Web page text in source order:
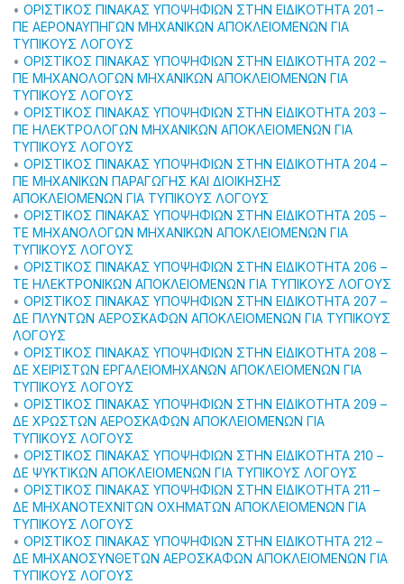
• ΟΡΙΣΤΙΚΟΣ ΠΙΝΑΚΑΣ ΥΠΟΨΗΦΙΩΝ ΣΤΗΝ ΕΙΔΙΚΟΤΗΤΑ 201 –
ΠΕ ΑΕΡΟΝΑΥΠΗΓΩΝ ΜΗΧΑΝΙΚΩΝ ΑΠΟΚΛΕΙΟΜΕΝΩΝ ΓΙΑ
ΤΥΠΙΚΟΥΣ ΛΟΓΟΥΣ
• ΟΡΙΣΤΙΚΟΣ ΠΙΝΑΚΑΣ ΥΠΟΨΗΦΙΩΝ ΣΤΗΝ ΕΙΔΙΚΟΤΗΤΑ 202 –
ΠΕ ΜΗΧΑΝΟΛΟΓΩΝ ΜΗΧΑΝΙΚΩΝ ΑΠΟΚΛΕΙΟΜΕΝΩΝ ΓΙΑ
ΤΥΠΙΚΟΥΣ ΛΟΓΟΥΣ
• ΟΡΙΣΤΙΚΟΣ ΠΙΝΑΚΑΣ ΥΠΟΨΗΦΙΩΝ ΣΤΗΝ ΕΙΔΙΚΟΤΗΤΑ 203 –
ΠΕ ΗΛΕΚΤΡΟΛΟΓΩΝ ΜΗΧΑΝΙΚΩΝ ΑΠΟΚΛΕΙΟΜΕΝΩΝ ΓΙΑ
ΤΥΠΙΚΟΥΣ ΛΟΓΟΥΣ
• ΟΡΙΣΤΙΚΟΣ ΠΙΝΑΚΑΣ ΥΠΟΨΗΦΙΩΝ ΣΤΗΝ ΕΙΔΙΚΟΤΗΤΑ 204 –
ΠΕ ΜΗΧΑΝΙΚΩΝ ΠΑΡΑΓΩΓΗΣ ΚΑΙ ΔΙΟΙΚΗΣΗΣ
ΑΠΟΚΛΕΙΟΜΕΝΩΝ ΓΙΑ ΤΥΠΙΚΟΥΣ ΛΟΓΟΥΣ
• ΟΡΙΣΤΙΚΟΣ ΠΙΝΑΚΑΣ ΥΠΟΨΗΦΙΩΝ ΣΤΗΝ ΕΙΔΙΚΟΤΗΤΑ 205 –
ΤΕ ΜΗΧΑΝΟΛΟΓΩΝ ΜΗΧΑΝΙΚΩΝ ΑΠΟΚΛΕΙΟΜΕΝΩΝ ΓΙΑ
ΤΥΠΙΚΟΥΣ ΛΟΓΟΥΣ
• ΟΡΙΣΤΙΚΟΣ ΠΙΝΑΚΑΣ ΥΠΟΨΗΦΙΩΝ ΣΤΗΝ ΕΙΔΙΚΟΤΗΤΑ 206 –
ΤΕ ΗΛΕΚΤΡΟΝΙΚΩΝ ΑΠΟΚΛΕΙΟΜΕΝΩΝ ΓΙΑ ΤΥΠΙΚΟΥΣ ΛΟΓΟΥΣ
• ΟΡΙΣΤΙΚΟΣ ΠΙΝΑΚΑΣ ΥΠΟΨΗΦΙΩΝ ΣΤΗΝ ΕΙΔΙΚΟΤΗΤΑ 207 –
ΔΕ ΠΛΥΝΤΩΝ ΑΕΡΟΣΚΑΦΩΝ ΑΠΟΚΛΕΙΟΜΕΝΩΝ ΓΙΑ ΤΥΠΙΚΟΥΣ
ΛΟΓΟΥΣ
• ΟΡΙΣΤΙΚΟΣ ΠΙΝΑΚΑΣ ΥΠΟΨΗΦΙΩΝ ΣΤΗΝ ΕΙΔΙΚΟΤΗΤΑ 208 –
ΔΕ ΧΕΙΡΙΣΤΩΝ ΕΡΓΑΛΕΙΟΜΗΧΑΝΩΝ ΑΠΟΚΛΕΙΟΜΕΝΩΝ ΓΙΑ
ΤΥΠΙΚΟΥΣ ΛΟΓΟΥΣ
• ΟΡΙΣΤΙΚΟΣ ΠΙΝΑΚΑΣ ΥΠΟΨΗΦΙΩΝ ΣΤΗΝ ΕΙΔΙΚΟΤΗΤΑ 209 –
ΔΕ ΧΡΩΣΤΩΝ ΑΕΡΟΣΚΑΦΩΝ ΑΠΟΚΛΕΙΟΜΕΝΩΝ ΓΙΑ
ΤΥΠΙΚΟΥΣ ΛΟΓΟΥΣ
• ΟΡΙΣΤΙΚΟΣ ΠΙΝΑΚΑΣ ΥΠΟΨΗΦΙΩΝ ΣΤΗΝ ΕΙΔΙΚΟΤΗΤΑ 210 –
ΔΕ ΨΥΚΤΙΚΩΝ ΑΠΟΚΛΕΙΟΜΕΝΩΝ ΓΙΑ ΤΥΠΙΚΟΥΣ ΛΟΓΟΥΣ
• ΟΡΙΣΤΙΚΟΣ ΠΙΝΑΚΑΣ ΥΠΟΨΗΦΙΩΝ ΣΤΗΝ ΕΙΔΙΚΟΤΗΤΑ 211 –
ΔΕ ΜΗΧΑΝΟΤΕΧΝΙΤΩΝ ΟΧΗΜΑΤΩΝ ΑΠΟΚΛΕΙΟΜΕΝΩΝ ΓΙΑ
ΤΥΠΙΚΟΥΣ ΛΟΓΟΥΣ
• ΟΡΙΣΤΙΚΟΣ ΠΙΝΑΚΑΣ ΥΠΟΨΗΦΙΩΝ ΣΤΗΝ ΕΙΔΙΚΟΤΗΤΑ 212 –
ΔΕ ΜΗΧΑΝΟΣΥΝΘΕΤΩΝ ΑΕΡΟΣΚΑΦΩΝ ΑΠΟΚΛΕΙΟΜΕΝΩΝ ΓΙΑ
ΤΥΠΙΚΟΥΣ ΛΟΓΟΥΣ